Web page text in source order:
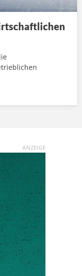
ANZEIGE